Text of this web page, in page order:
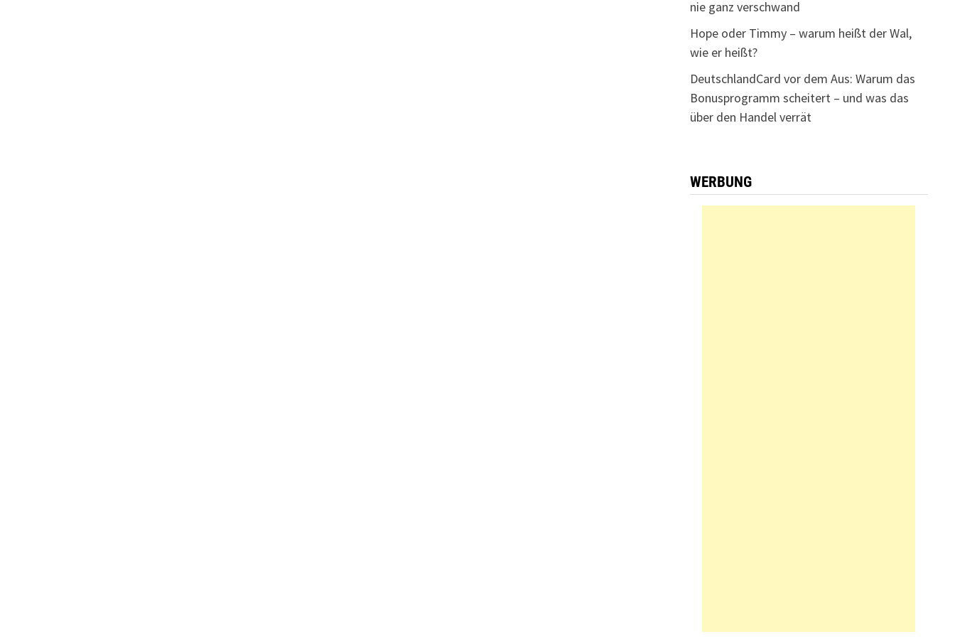
nie ganz verschwand
Hope oder Timmy – warum heißt der Wal,
wie er heißt?
DeutschlandCard vor dem Aus: Warum das
Bonusprogramm scheitert – und was das
über den Handel verrät
WERBUNG